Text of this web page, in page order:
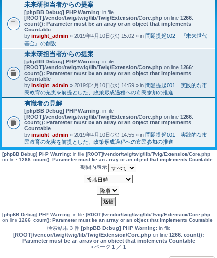
未来研担当者からの提案
[phpBB Debug] PHP Warning: in file
[ROOT]/vendor/twig/twig/lib/Twig/Extension/Core.php on line 1266:
count(): Parameter must be an array or an object that implements
Countable
by insight_admin » 2019年4月10日(水) 15:02 » in 問題提起002 『未来世代
基金』の創設
未来研担当者からの提案
[phpBB Debug] PHP Warning: in file
[ROOT]/vendor/twig/twig/lib/Twig/Extension/Core.php on line 1266:
count(): Parameter must be an array or an object that implements
Countable
by insight_admin » 2019年4月10日(水) 14:59 » in 問題提起001 実践的な市
民教育の充実を前提とした、政策形成過程への市民参加の推進
有識者の見解
[phpBB Debug] PHP Warning: in file
[ROOT]/vendor/twig/twig/lib/Twig/Extension/Core.php on line 1266:
count(): Parameter must be an array or an object that implements
Countable
by insight_admin » 2019年4月10日(水) 14:55 » in 問題提起001 実践的な市
民教育の充実を前提とした、政策形成過程への市民参加の推進
[phpBB Debug] PHP Warning: in file [ROOT]/vendor/twig/twig/lib/Twig/Extension/Core.php
on line 1266: count(): Parameter must be an array or an object that implements Countable
期間内表示
[phpBB Debug] PHP Warning: in file [ROOT]/vendor/twig/twig/lib/Twig/Extension/Core.php
on line 1266: count(): Parameter must be an array or an object that implements Countable
検索結果 3 件 [phpBB Debug] PHP Warning: in file
[ROOT]/vendor/twig/twig/lib/Twig/Extension/Core.phpon line 1266: count():
Parameter must be an array or an object that implements Countable
• ページ 1 ／ 1